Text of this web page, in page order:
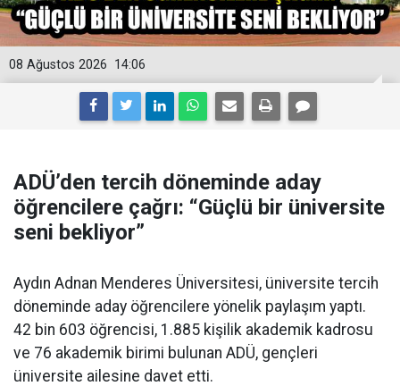
14:06
08 Ağustos 2026
ADÜ’den tercih döneminde aday
öğrencilere çağrı: “Güçlü bir üniversite
seni bekliyor”
Aydın Adnan Menderes Üniversitesi, üniversite tercih
döneminde aday öğrencilere yönelik paylaşım yaptı.
42 bin 603 öğrencisi, 1.885 kişilik akademik kadrosu
ve 76 akademik birimi bulunan ADÜ, gençleri
üniversite ailesine davet etti.